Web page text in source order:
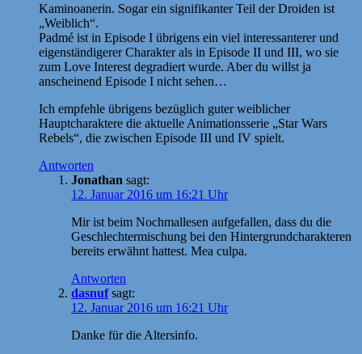
Kaminoanerin. Sogar ein signifikanter Teil der Droiden ist
„Weiblich“.
Padmé ist in Episode I übrigens ein viel interessanterer und
eigenständigerer Charakter als in Episode II und III, wo sie
zum Love Interest degradiert wurde. Aber du willst ja
anscheinend Episode I nicht sehen…
Ich empfehle übrigens bezüglich guter weiblicher
Hauptcharaktere die aktuelle Animationsserie „Star Wars
Rebels“, die zwischen Episode III und IV spielt.
Antworten
Jonathan sagt:
12. Januar 2016 um 16:21 Uhr
Mir ist beim Nochmallesen aufgefallen, dass du die
Geschlechtermischung bei den Hintergrundcharakteren
bereits erwähnt hattest. Mea culpa.
Antworten
dasnuf sagt:
12. Januar 2016 um 16:21 Uhr
Danke für die Altersinfo.